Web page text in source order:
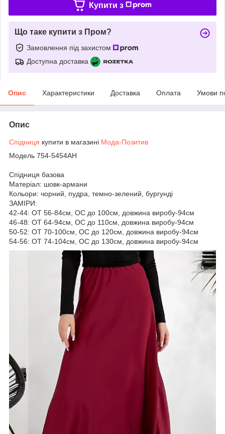
Купити з
Що таке купити з Пром?
Замовлення під захистом
Доступна доставка
Опис Характеристики Доставка Оплата Умови
Опис
Спідниця купити в магазині Мода-Позитив
Модель 754-5454АН
Спідниця базова
Матеріал: шовк-армани
Кольори: чорний, пудра, темно-зелений, бургунді
ЗАМІРИ:
42-44: ОТ 56-84см, ОС до 100см, довжина виробу-94см
46-48: ОТ 64-94см, ОС до 110см, довжина виробу-94см
50-52: ОТ 70-100см, ОС до 120см, довжина виробу-94см
54-56: ОТ 74-104см, ОС до 130см, довжина виробу-94см